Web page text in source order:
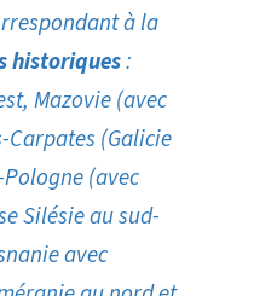
à la
historiques:
Mazovie (avec
Carpates (Galicie
(avec
Silésie au sud-
avec